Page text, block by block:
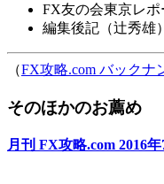
FX友の会東京レポ
編集後記（辻秀雄）
（FX攻略.com バックナ
そのほかのお薦め
月刊 FX攻略.com 2016